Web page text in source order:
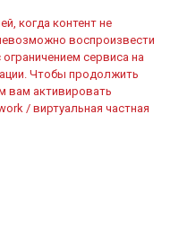
когда контент не
воспроизвести
сервиса на
Чтобы продолжить
вам активировать
/ виртуальная частная